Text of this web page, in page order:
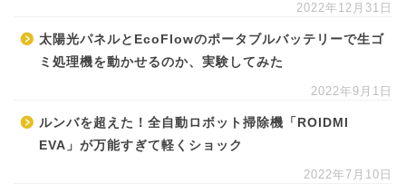
2022年12月31日
太陽光パネルとEcoFlowのポータブルバッテリーで生ゴ
ミ処理機を動かせるのか、実験してみた
2022年9月1日
ルンバを超えた！全自動ロボット掃除機「ROIDMI
EVA」が万能すぎて軽くショック
2022年7月10日